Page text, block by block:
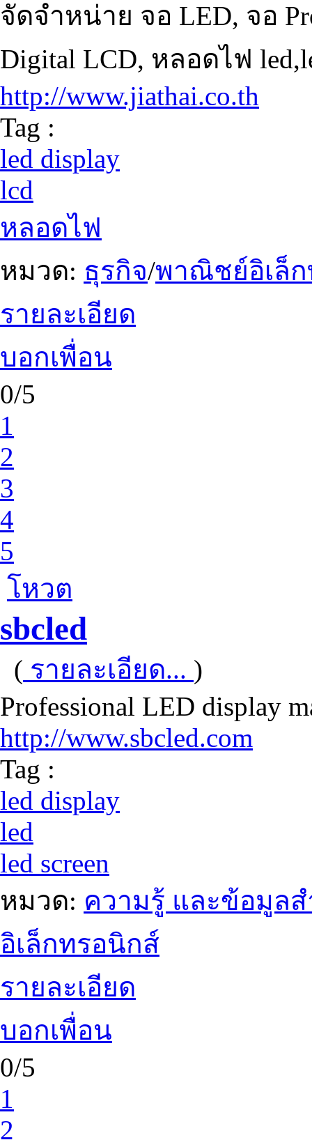
จัดจำหน่าย จอ LED, จอ
Digital LCD, หลอดไฟ
http://www.jiathai.co.th
Tag :
led display
lcd
หลอดไฟ
หมวด: ธุรกิจ/พาณิชย์อิเล็
รายละเอียด
บอกเพื่อน
0/5
1
2
3
4
5
โหวต
sbcled
( รายละเอียด... )
Professional LED display
http://www.sbcled.com
Tag :
led display
led
led screen
หมวด: ความรู้ และข้อมูล
อิเล็กทรอนิกส์
รายละเอียด
บอกเพื่อน
0/5
1
2